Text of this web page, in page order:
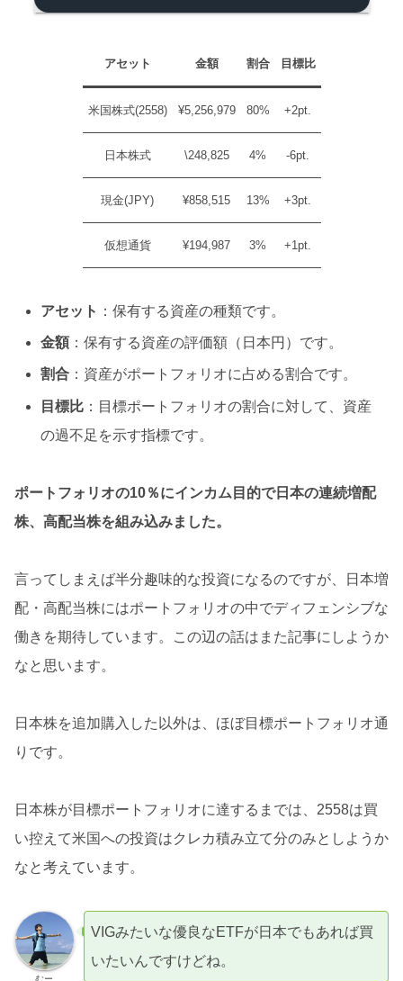
アセット 金額 割合 目標比
米国株式(2558) ¥5,256,979 80% +2pt.
日本株式 \248,825 4% -6pt.
現金(JPY) ¥858,515 13% +3pt.
仮想通貨 ¥194,987 3% +1pt.
アセット ：保有する資産の種類です。
金額：保有する資産の評価額（日本円）です。
割合 ：資産がポートフォリオに占める割合です。
目標比 ：目標ポートフォリオの割合に対して、資産
の過不足を示す指標です。
ポートフォリオの10％にインカム目的で日本の連続増配
株、高配当株を組み込みました。
言ってしまえば半分趣味的な投資になるのですが、日本増
配・高配当株にはポートフォリオの中でディフェンシブな
働きを期待しています。この辺の話はまた記事にしようか
なと思います。
日本株を追加購入した以外は、ほぼ目標ポートフォリオ通
りです。
日本株が目標ポートフォリオに達するまでは、2558は買
い控えて米国への投資はクレカ積み立て分のみとしようか
なと考えています。
むー
VIGみたいな優良なETFが日本でもあれば買
いたいんですけどね。